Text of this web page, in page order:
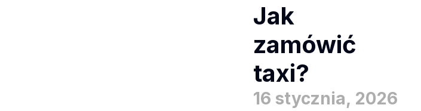
Jak
zamówić
taxi?
16 stycznia, 2026